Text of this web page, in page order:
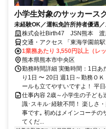
小学生対象のサッカース
未経験OK／運転免許所持者優遇
株式会社Birth47 JSN熊本 渡
交通・アクセス 「東海学園前
1業務あたり 3,550円以上（レッ
熊本県熊本市中央区
勤務時間詳細 実働時間：1日あ
り1日 〜 20日 週1日～勤務Ｏ
ールも立てやすいですよ！ 平
仕事内容 2歳～小学生の子ども
識･スキル･経験不問！ 楽しさ
事です｡ 初めはメインコーチの
てくだ...